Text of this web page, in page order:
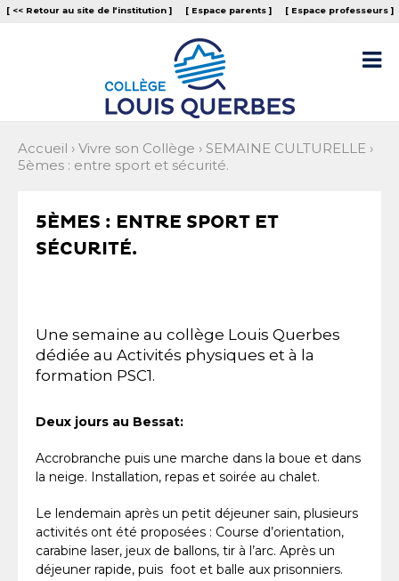
Aller
au
Outils
personnels
[ << Retour au site de l‘institution ] [ Espace parents ] [ Espace professeurs ]

Accueil › Vivre son Collège › SEMAINE CULTURELLE ›
5èmes : entre sport et sécurité.
5ÈMES : ENTRE SPORT ET
SÉCURITÉ.
Une semaine au collège Louis Querbes
dédiée au Activités physiques et à la
formation PSC1.
Deux jours au Bessat:
Accrobranche puis une marche dans la boue et dans
la neige. Installation, repas et soirée au chalet.
Le lendemain après un petit déjeuner sain, plusieurs
activités ont été proposées : Course d’orientation,
carabine laser, jeux de ballons, tir à l’arc. Après un
déjeuner rapide, puis foot et balle aux prisonniers.